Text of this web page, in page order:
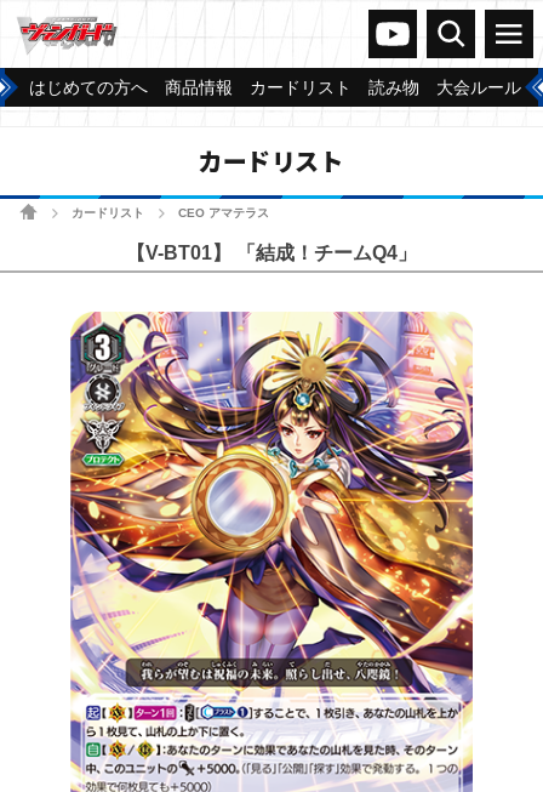
ヴァンガードch
検索 メニュー
はじめての方へ 商品情報 カードリスト 読み物 大会ルール
カードリスト
ホームカードリスト CEO アマテラス
【V-BT01】 「結成！チームQ4」